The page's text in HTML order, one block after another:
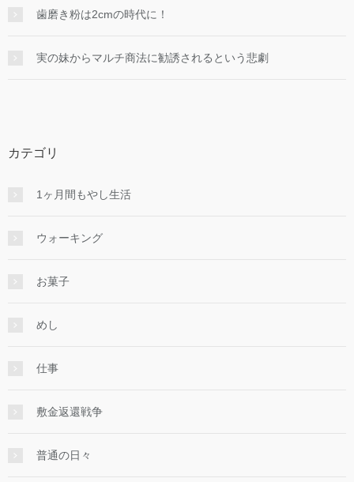
歯磨き粉は2cmの時代に！
実の妹からマルチ商法に勧誘されるという悲劇
カテゴリ
1ヶ月間もやし生活
ウォーキング
お菓子
めし
仕事
敷金返還戦争
普通の日々